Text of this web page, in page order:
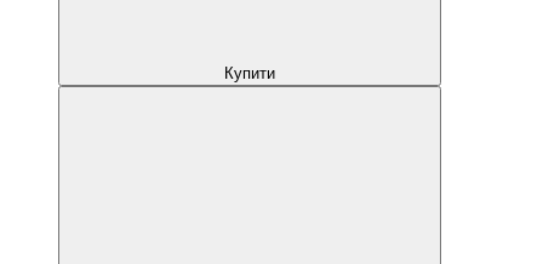
Купити